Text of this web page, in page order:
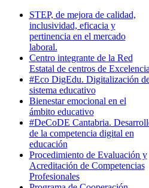
STEP, de mejora de calidad,
inclusividad, eficacia y
pertinencia en el mercado
laboral.
Centro integrante de la Red
Estatal de centros de Excelencia
#Eco DigEdu. Digitalización
sistema educativo
Bienestar emocional en el
ámbito educativo
#DeCoDE Cantabria.
de la competencia digital en
educación
Procedimiento de Evaluación y
Acreditación de Competencias
Profesionales